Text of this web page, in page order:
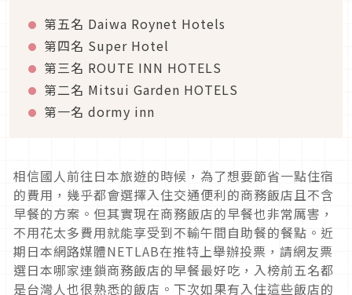
第五名 Daiwa Roynet Hotels
第四名 Super Hotel
第三名 ROUTE INN HOTELS
第二名 Mitsui Garden HOTELS
第一名 dormy inn
相信國人前往日本旅遊的時候，為了想要節省一點住宿
的費用，幾乎都會選擇入住交通便利的商務飯店且不含
早餐的方案。但其實現在商務飯店的早餐也非常厲害，
不用花太多費用就能享受到不輸午間自助餐的餐點。近
期日本網路媒體NETLAB在推特上舉辦投票，請網友票
選日本哪家連鎖商務飯店的早餐最好吃，入榜前五名都
是台灣人也很熟悉的飯店。下次如果有入住這些飯店的